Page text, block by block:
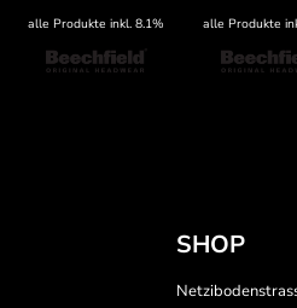
alle Produkte inkl. 8.1% alle Produkte
SHOP